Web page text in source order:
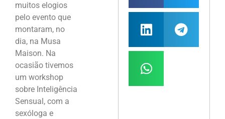
muitos elogios
pelo evento que
montaram, no
dia, na Musa
Maison. Na
ocasião tivemos
um workshop
sobre Inteligência
Sensual, com a
sexóloga e